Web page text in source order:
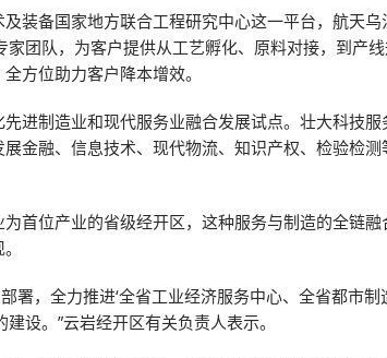
装备国家地方联合工程研究中心这一平台，航天乌
团队，为客户提供从工艺孵化、原料对接，到产
方位助力客户降本增效。
进制造业和现代服务业融合发展试点。壮大科技服
金融、信息技术、现代物流、知识产权、检验检测
首位产业的省级经开区，这种服务与制造的全链融
署，全力推进‘全省工业经济服务中心、全省都市制
设。”云岩经开区有关负责人表示。